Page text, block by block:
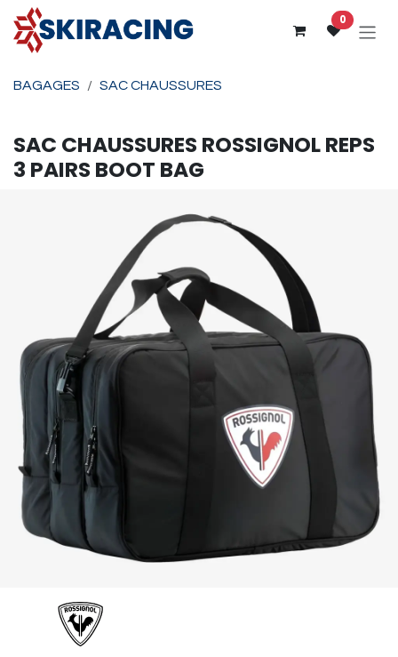
Se rendre au contenu
0
BAGAGES SAC CHAUSSURES
SAC CHAUSSURES ROSSIGNOLREPS
3 PAIRS BOOT BAG